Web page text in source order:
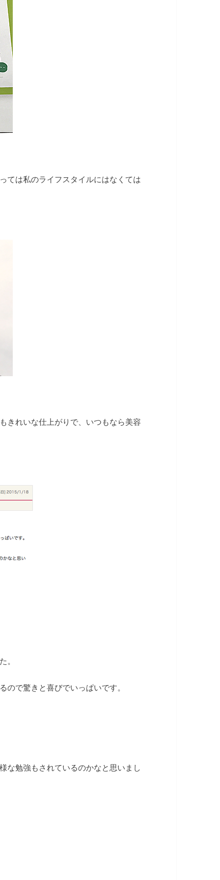
ては私のライフスタイルにはなくては
きれいな仕上がりで、いつもなら美容
。
で驚きと喜びでいっぱいです。
な勉強もされているのかなと思いまし